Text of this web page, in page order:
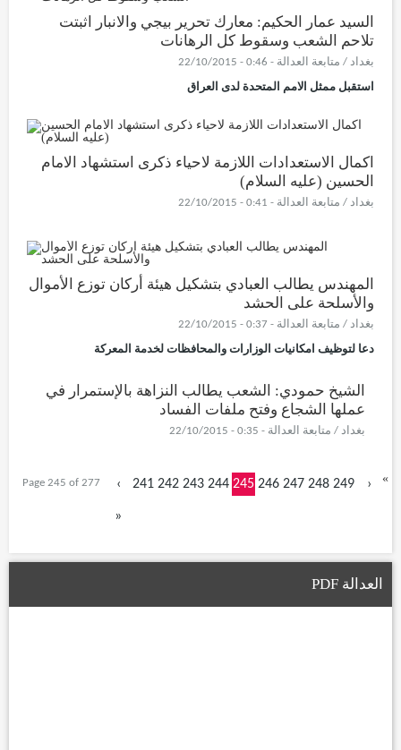
السيد عمار الحكيم: معارك تحرير بيجي والانبار اثبتت
تلاحم الشعب وسقوط كل الرهانات
بغداد / متابعة العدالة - 0:46 - 22/10/2015
استقبل ممثل الامم المتحدة لدى العراق
اكمال الاستعدادات اللازمة لاحياء ذكرى استشهاد الامام
الحسين (عليه السلام)
بغداد / متابعة العدالة - 0:41 - 22/10/2015
المهندس يطالب العبادي بتشكيل هيئة أركان توزع الأموال
والأسلحة على الحشد
بغداد / متابعة العدالة - 0:37 - 22/10/2015
دعا لتوظيف امكانيات الوزارات والمحافظات لخدمة المعركة
الشيخ حمودي: الشعب يطالب النزاهة بالإستمرار في
عملها الشجاع وفتح ملفات الفساد
بغداد / متابعة العدالة - 0:35 - 22/10/2015
Page 245 of 277 «
‹ 241 242 243 244 245 246 247 248 249 ›
»
العدالة PDF